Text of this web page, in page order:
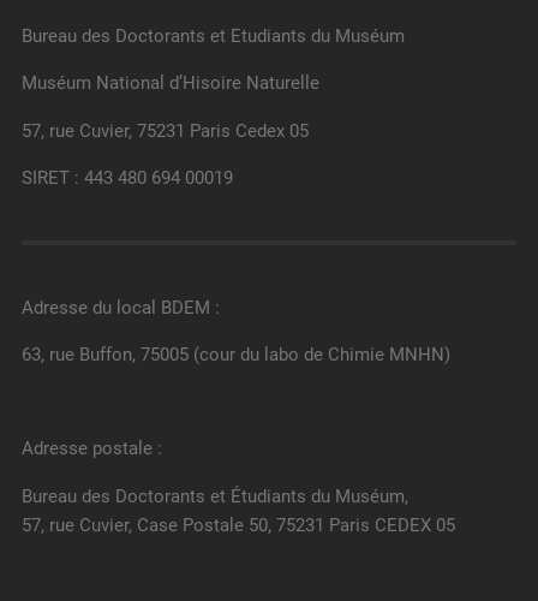
Bureau des Doctorants et Etudiants du Muséum
Muséum National d’Hisoire Naturelle
57, rue Cuvier, 75231 Paris Cedex 05
SIRET : 443 480 694 00019
Adresse du local BDEM :
63, rue Buffon, 75005 (cour du labo de Chimie MNHN)
Adresse postale :
Bureau des Doctorants et Étudiants du Muséum,
57, rue Cuvier, Case Postale 50, 75231 Paris CEDEX 05